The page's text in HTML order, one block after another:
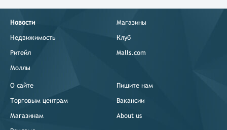
Новости
Недвижимость
Ритейл
Моллы
Магазины
Клуб
Malls.com
О сайте
Торговым центрам
Магазинам
Пишите нам
Вакансии
About us